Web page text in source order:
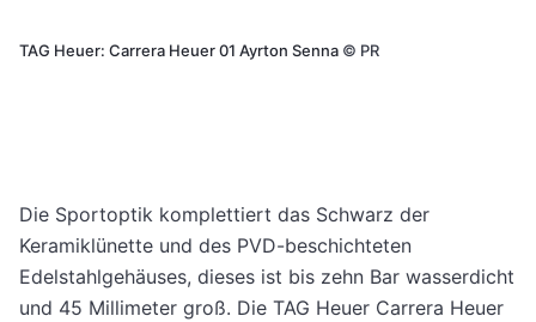
TAG Heuer: Carrera Heuer 01 Ayrton Senna © PR
Die Sportoptik komplettiert das Schwarz der
Keramiklünette und des PVD-beschichteten
Edelstahlgehäuses, dieses ist bis zehn Bar wasserdicht
und 45 Millimeter groß. Die TAG Heuer Carrera Heuer